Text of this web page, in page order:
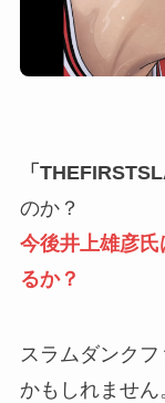
「
のか？
今後井上雄彦
るか？
スラムダンク
かもしれません